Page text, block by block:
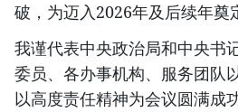
破，为迈入2026年及后续年奠
我谨代表中央政治局和中央书
委员、各办事机构、服务团队
以高度责任精神为会议圆满成